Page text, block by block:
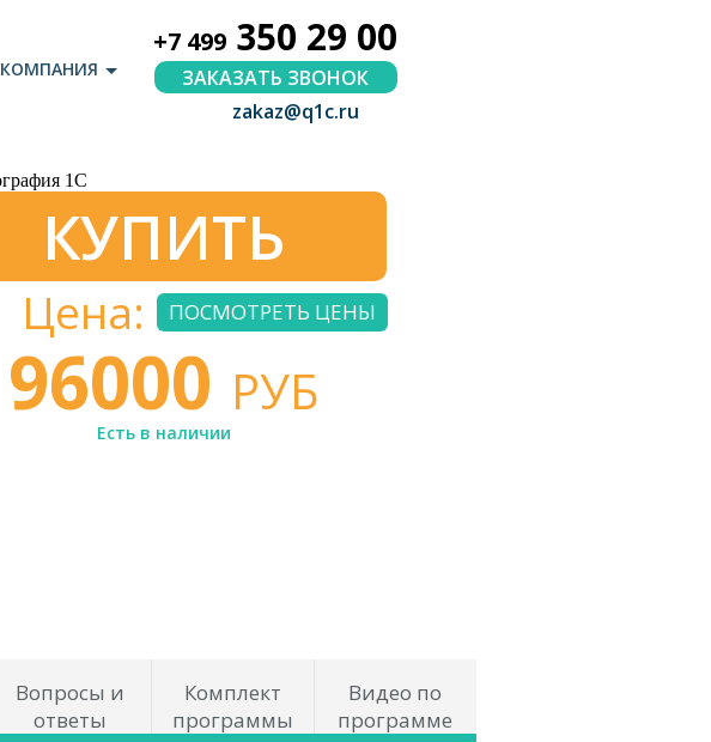
КОМПАНИЯ
+7 499 350 29 00
ЗАКАЗАТЬ ЗВОНОК
zakaz@q1c.ru
КУПИТЬ
Цена: ПОСМОТРЕТЬ ЦЕНЫ
96000 РУБ
Есть в наличии
Вопросы и
ответы
Комплект
программы
Видео по
программе